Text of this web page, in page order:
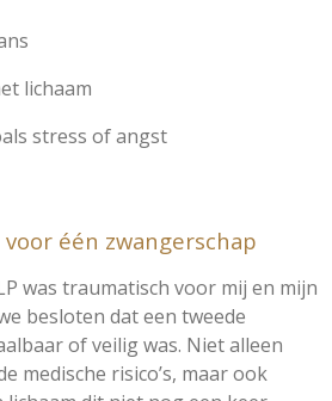
lichaam
stress of angst
één zwangerschap
was traumatisch voor mij en mijn
besloten dat een tweede
of veilig was. Niet alleen
medische risico’s, maar ook